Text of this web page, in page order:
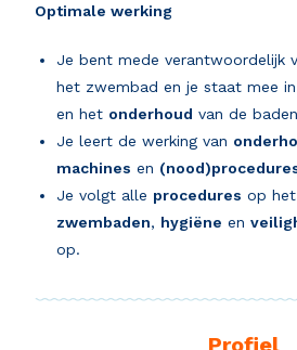
Optimale werking
Je bent mede verantwoordelijk
het zwembad en je staat mee
en het onderhoud van de
Je leert de werking van
machines en
Je volgt alle procedures op het
zwembaden, hygiëne en
op.
Profiel